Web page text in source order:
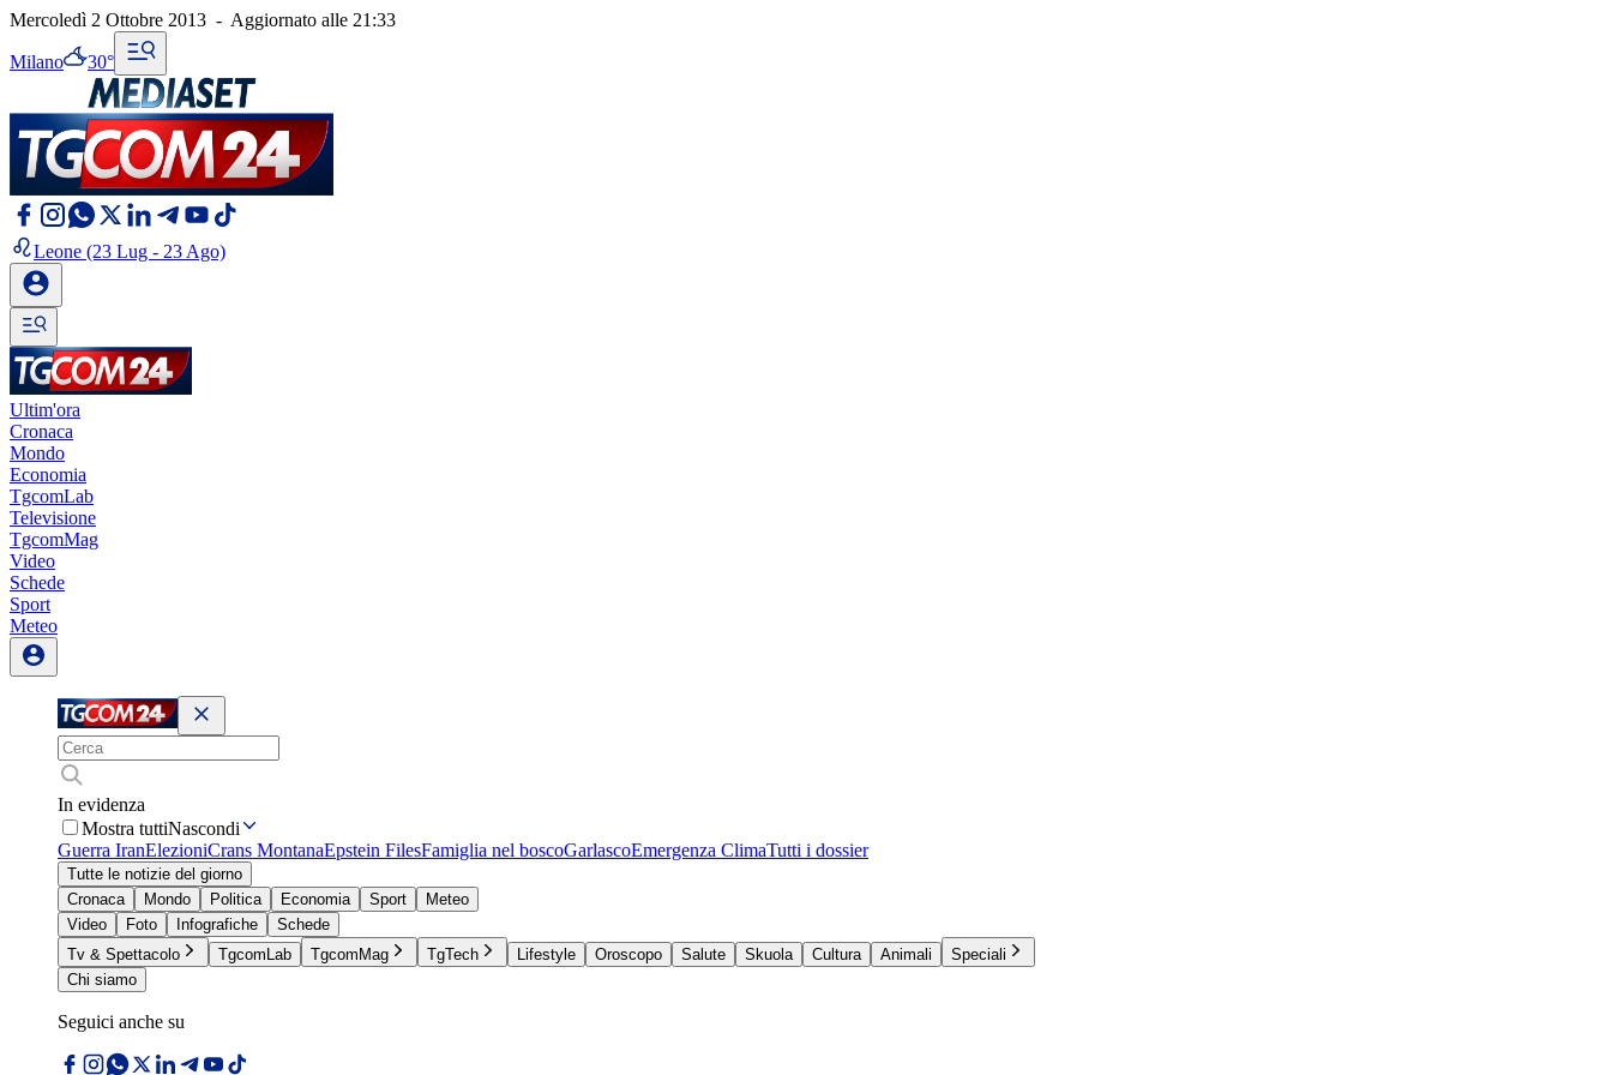
Mercoledì 2 Ottobre 2013 - Aggiornato alle 21:33
Milano 30°
Leone (23 Lug - 23 Ago)
Ultim'ora
Cronaca
Mondo
Economia
TgcomLab
Televisione
TgcomMag
Video
Schede
Sport
Meteo
In evidenza
Mostra tuttiNascondi
Guerra IranElezioniCrans MontanaEpstein FilesFamiglia nel boscoGarlascoEmergenza ClimaTutti i dossier
Tutte le notizie del giorno
Cronaca
Mondo Politica Economia Sport
Meteo
Video
Foto Infografiche
Schede
Tv & Spettacolo
TgcomLab TgcomMag TgTech Lifestyle Oroscopo Salute Skuola Cultura Animali
Speciali
Chi siamo
Seguici anche su